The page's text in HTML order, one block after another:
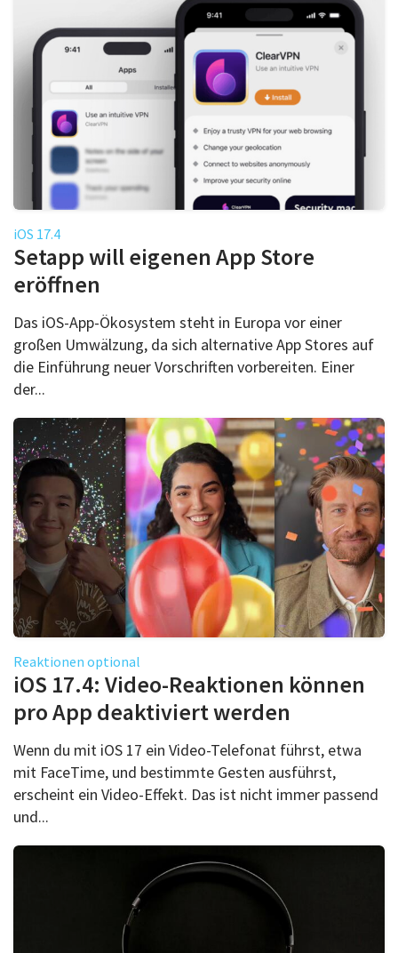
iOS 17.4
Setapp will eigenen App Store
eröffnen
Das iOS-App-Ökosystem steht in Europa vor einer
großen Umwälzung, da sich alternative App Stores auf
die Einführung neuer Vorschriften vorbereiten. Einer
der...
Reaktionen optional
iOS 17.4: Video-Reaktionen können
pro App deaktiviert werden
Wenn du mit iOS 17 ein Video-Telefonat führst, etwa
mit FaceTime, und bestimmte Gesten ausführst,
erscheint ein Video-Effekt. Das ist nicht immer passend
und...